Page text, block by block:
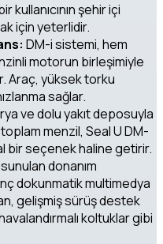
kullanıcının şehir içi
için yeterlidir.
DM-i sistemi, hem
motorun birleşimiyle
Araç, yüksek torku
sağlar.
ve dolu yakıt deposuyla
menzil, Seal U DM-
bir seçenek haline getirir.
donanım
dokunmatik multimedya
gelişmiş sürüş destek
koltuklar gibi